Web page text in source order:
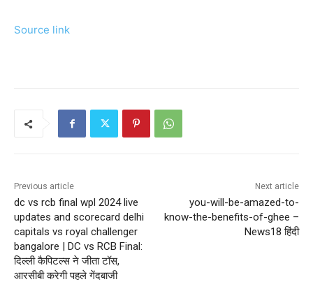
Source link
Previous article
dc vs rcb final wpl 2024 live
updates and scorecard delhi
capitals vs royal challenger
bangalore | DC vs RCB Final:
दिल्ली कैपिटल्स ने जीता टॉस,
आरसीबी करेगी पहले गेंदबाजी
Next article
you-will-be-amazed-to-
know-the-benefits-of-ghee –
News18 हिंदी